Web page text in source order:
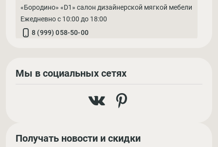
«Бородино» «D1» салон дизайнерской мягкой мебели
Ежедневно с 10:00 до 18:00
8 (999) 058-50-00
Мы в социальных сетях
Получать новости и скидки